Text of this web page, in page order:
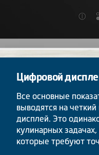
Цифровой
Все основные
выводятся на
дисплей. Это
кулинарных
которые требуют